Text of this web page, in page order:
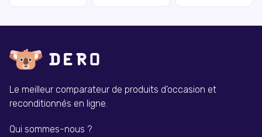
Le meilleur comparateur de produits d'occasion et
reconditionnés en ligne.
Qui sommes-nous ?